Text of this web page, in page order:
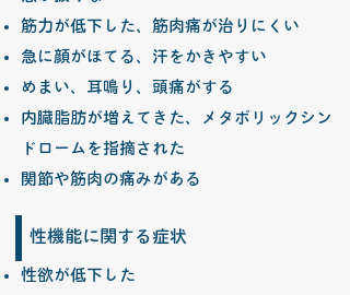
筋力が低下した、筋肉痛が治りにくい
急に顔がほてる、汗をかきやすい
めまい、耳鳴り、頭痛がする
内臓脂肪が増えてきた、メタボリックシン
ドロームを指摘された
関節や筋肉の痛みがある
性機能に関する症状
性欲が低下した